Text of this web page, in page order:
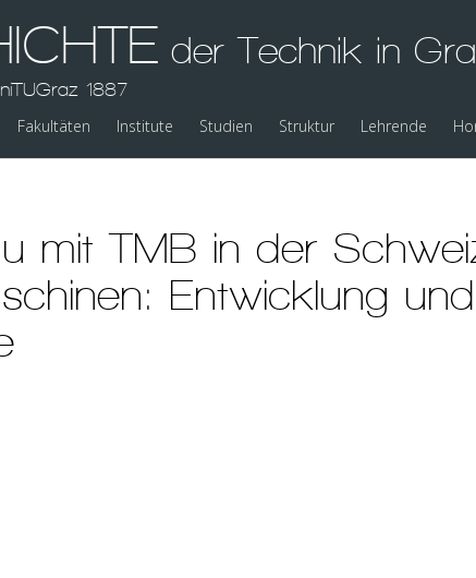
der Technik in
1887
Fakultäten Institute Studien Struktur Lehrende
mit TMB in der
Entwicklung